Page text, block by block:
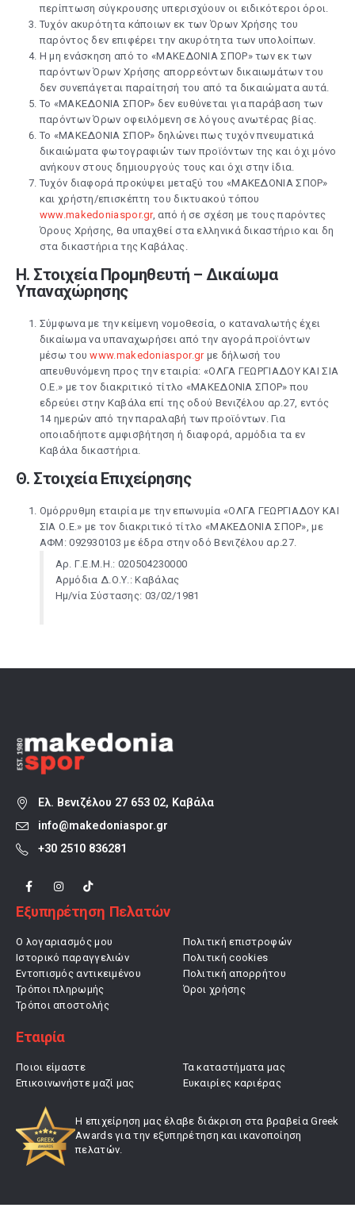
περίπτωση σύγκρουσης υπερισχύουν οι ειδικότεροι όροι.
Τυχόν ακυρότητα κάποιων εκ των Όρων Χρήσης του
παρόντος δεν επιφέρει την ακυρότητα των υπολοίπων.
Η μη ενάσκηση από το «ΜΑΚΕΔΟΝΙΑ ΣΠΟΡ» των εκ των
παρόντων Όρων Xρήσης απορρεόντων δικαιωμάτων του
δεν συνεπάγεται παραίτησή του από τα δικαιώματα αυτά.
Το «ΜΑΚΕΔΟΝΙΑ ΣΠΟΡ» δεν ευθύνεται για παράβαση των
παρόντων Όρων οφειλόμενη σε λόγους ανωτέρας βίας.
Το «ΜΑΚΕΔΟΝΙΑ ΣΠΟΡ» δηλώνει πως τυχόν πνευματικά
δικαιώματα φωτογραφιών των προϊόντων της και όχι μόνο
ανήκουν στους δημιουργούς τους και όχι στην ίδια.
Τυχόν διαφορά προκύψει μεταξύ του «ΜΑΚΕΔΟΝΙΑ ΣΠΟΡ»
και χρήστη/επισκέπτη του δικτυακού τόπου
www.makedoniaspor.gr, από ή σε σχέση με τους παρόντες
Όρους Χρήσης, θα υπαχθεί στα ελληνικά δικαστήριο και δη
στα δικαστήρια της Καβάλας.
Η. Στοιχεία Προμηθευτή – Δικαίωμα
Υπαναχώρησης
Σύμφωνα με την κείμενη νομοθεσία, ο καταναλωτής έχει
δικαίωμα να υπαναχωρήσει από την αγορά προϊόντων
μέσω τουwww.makedoniaspor.grμε δήλωσή του
απευθυνόμενη προς την εταιρία: «ΟΛΓΑ ΓΕΩΡΓΙΑΔΟΥ ΚΑΙ ΣΙΑ
Ο.Ε.» με τον διακριτικό τίτλο «ΜΑΚΕΔΟΝΙΑ ΣΠΟΡ» που
εδρεύει στην Καβάλα επί της οδού Βενιζέλου αρ.27, εντός
14 ημερών από την παραλαβή των προϊόντων. Για
οποιαδήποτε αμφισβήτηση ή διαφορά, αρμόδια τα εν
Καβάλα δικαστήρια.
Θ. Στοιχεία Επιχείρησης
Ομόρρυθμη εταιρία με την επωνυμία «ΟΛΓΑ ΓΕΩΡΓΙΑΔΟΥ ΚΑΙ
ΣΙΑ Ο.Ε.» με τον διακριτικό τίτλο «ΜΑΚΕΔΟΝΙΑ ΣΠΟΡ», με
ΑΦΜ: 092930103 με έδρα στην οδό Βενιζέλου αρ.27.
Αρ. Γ.Ε.Μ.Η.: 020504230000
Αρμόδια Δ.Ο.Υ.: Καβάλας
Ημ/νία Σύστασης: 03/02/1981
Ελ. Βενιζέλου 27 653 02, Καβάλα
info@makedoniaspor.gr
+30 2510 836281
Εξυπηρέτηση Πελατών
Ο λογαριασμός μου
Ιστορικό παραγγελιών
Εντοπισμός αντικειμένου
Τρόποι πληρωμής
Τρόποι αποστολής
Πολιτική επιστροφών
Πολιτική cookies
Πολιτική απορρήτου
Όροι χρήσης
Εταιρία
Ποιοι είμαστε
Επικοινωνήστε μαζί μας
Τα καταστήματα μας
Ευκαιρίες καριέρας
Η επιχείρηση μας έλαβε διάκριση στα βραβεία Greek
Awards για την εξυπηρέτηση και ικανοποίηση
πελατών.